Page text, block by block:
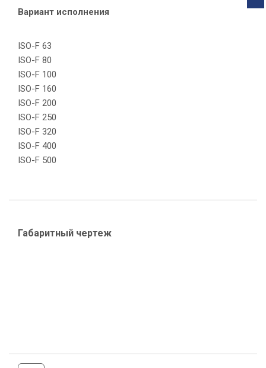
Вариант исполнения
ISO-F 63
ISO-F 80
ISO-F 100
ISO-F 160
ISO-F 200
ISO-F 250
ISO-F 320
ISO-F 400
ISO-F 500
Габаритный чертеж